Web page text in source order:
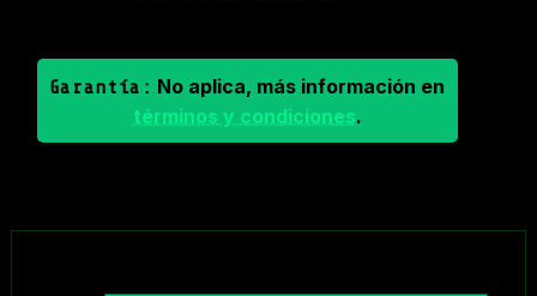
Garantía: No aplica, más información en
términos y condiciones.